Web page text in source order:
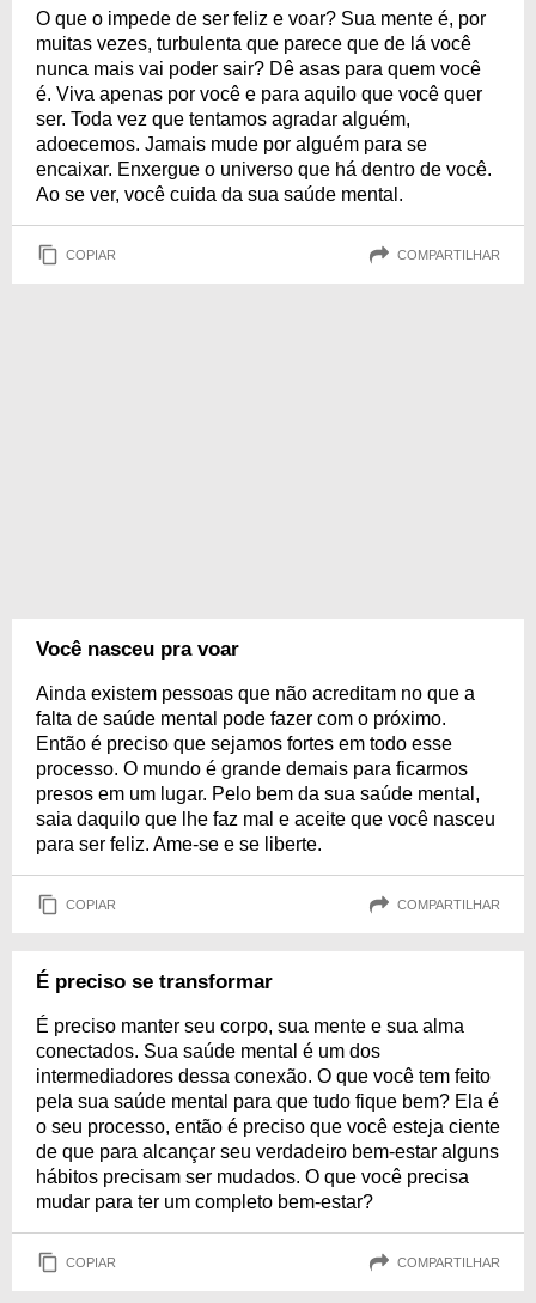
O que o impede de ser feliz e voar? Sua mente é, por
muitas vezes, turbulenta que parece que de lá você
nunca mais vai poder sair? Dê asas para quem você
é. Viva apenas por você e para aquilo que você quer
ser. Toda vez que tentamos agradar alguém,
adoecemos. Jamais mude por alguém para se
encaixar. Enxergue o universo que há dentro de você.
Ao se ver, você cuida da sua saúde mental.
COPIAR COMPARTILHAR
Você nasceu pra voar
Ainda existem pessoas que não acreditam no que a
falta de saúde mental pode fazer com o próximo.
Então é preciso que sejamos fortes em todo esse
processo. O mundo é grande demais para ficarmos
presos em um lugar. Pelo bem da sua saúde mental,
saia daquilo que lhe faz mal e aceite que você nasceu
para ser feliz. Ame-se e se liberte.
COPIAR COMPARTILHAR
É preciso se transformar
É preciso manter seu corpo, sua mente e sua alma
conectados. Sua saúde mental é um dos
intermediadores dessa conexão. O que você tem feito
pela sua saúde mental para que tudo fique bem? Ela é
o seu processo, então é preciso que você esteja ciente
de que para alcançar seu verdadeiro bem-estar alguns
hábitos precisam ser mudados. O que você precisa
mudar para ter um completo bem-estar?
COPIAR COMPARTILHAR